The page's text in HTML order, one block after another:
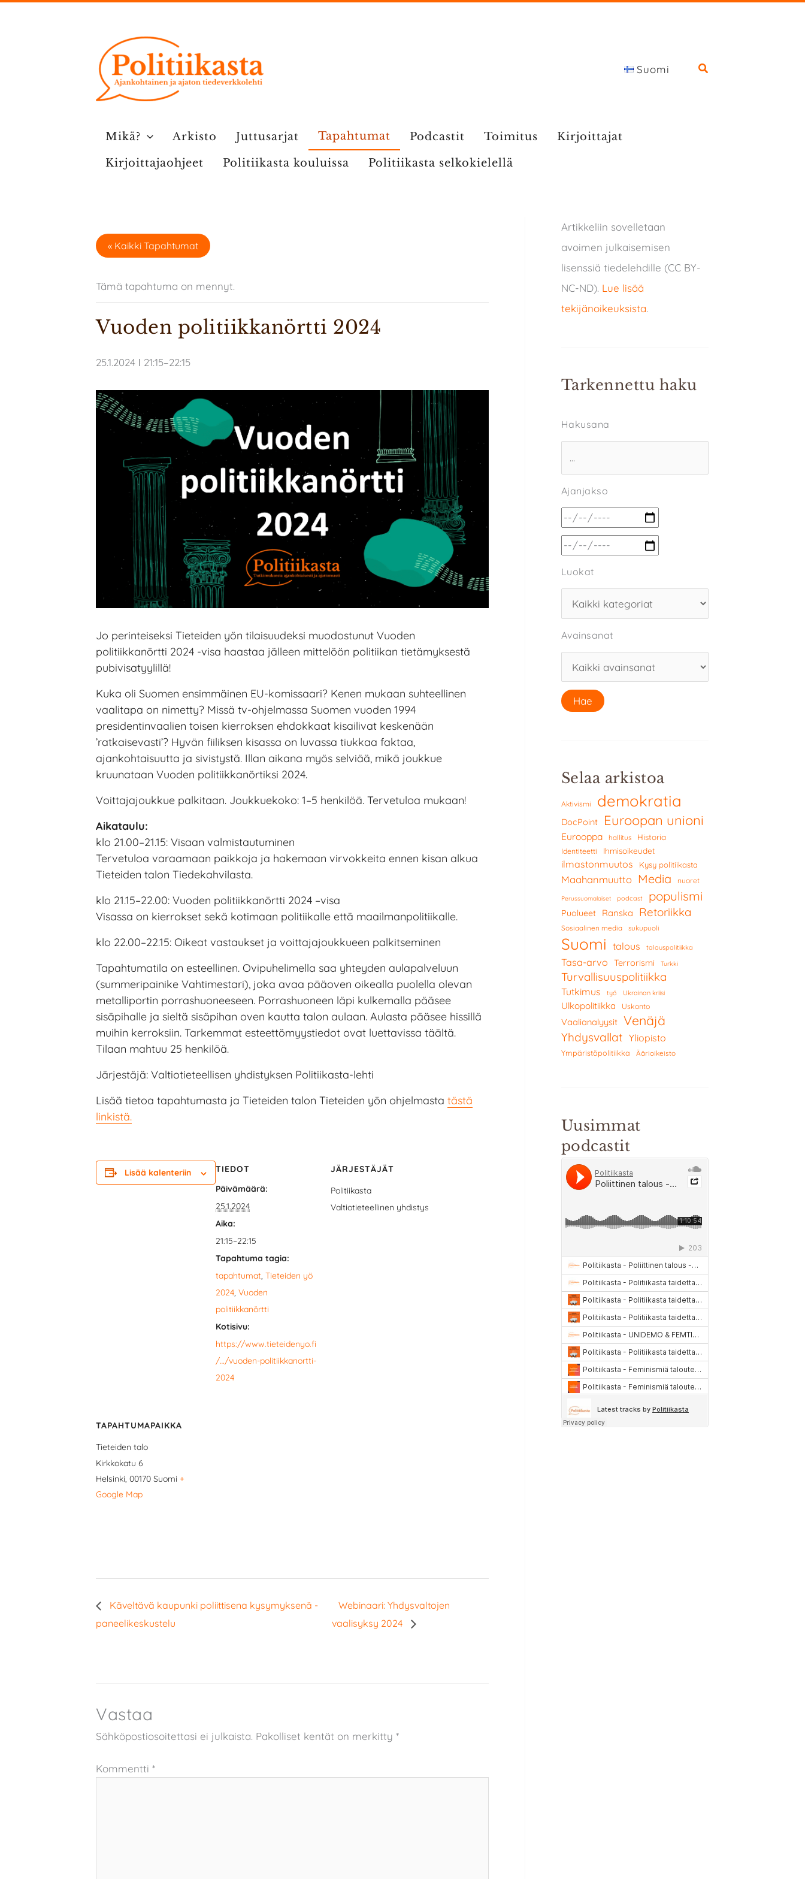
Suomi
Mikä? Arkisto Juttusarjat Tapahtumat Podcastit Toimitus
Kirjoittajat
Kirjoittajaohjeet
Politiikasta kouluissa Politiikasta selkokielellä
« Kaikki Tapahtumat
Tämä tapahtuma on mennyt.
Vuoden politiikkanörtti 2024
25.1.2024 ǀ 21:15–22:15
Jo perinteiseksi Tieteiden yön tilaisuudeksi muodostunut Vuoden
politiikkanörtti 2024 -visa haastaa jälleen mittelöön politiikan tietämyksestä
pubivisatyylillä!
Kuka oli Suomen ensimmäinen EU-komissaari? Kenen mukaan suhteellinen
vaalitapa on nimetty? Missä tv-ohjelmassa Suomen vuoden 1994
presidentinvaalien toisen kierroksen ehdokkaat kisailivat keskenään
’ratkaisevasti’? Hyvän fiiliksen kisassa on luvassa tiukkaa faktaa,
ajankohtaisuutta ja sivistystä. Illan aikana myös selviää, mikä joukkue
kruunataan Vuoden politiikkanörtiksi 2024.
Voittajajoukkue palkitaan. Joukkuekoko: 1–5 henkilöä. Tervetuloa mukaan!
Aikataulu:
klo 21.00–21.15: Visaan valmistautuminen
Tervetuloa varaamaan paikkoja ja hakemaan virvokkeita ennen kisan alkua
Tieteiden talon Tiedekahvilasta.
klo 21.15–22.00: Vuoden politiikkanörtti 2024 –visa
Visassa on kierrokset sekä kotimaan politiikalle että maailmanpolitiikalle.
klo 22.00–22.15: Oikeat vastaukset ja voittajajoukkueen palkitseminen
Tapahtumatila on esteellinen. Ovipuhelimella saa yhteyden aulapalveluun
(summeripainike Vahtimestari), joka avaa pääoven oikealla puolella olevan
metalliportin porrashuoneeseen. Porrashuoneen läpi kulkemalla pääsee
sisäpihalle ja sieltä sisäpihan oven kautta talon aulaan. Aulasta pääsee hissillä
muihin kerroksiin. Tarkemmat esteettömyystiedot ovat luettavissa täältä.
Tilaan mahtuu 25 henkilöä.
Järjestäjä: Valtiotieteellisen yhdistyksen Politiikasta-lehti
Lisää tietoa tapahtumasta ja Tieteiden talon Tieteiden yön ohjelmasta tästä
linkistä.
Lisää kalenteriin
TIEDOT
Päivämäärä:
25.1.2024
Aika:
21:15–22:15
Tapahtuma tagia:
tapahtumat, Tieteiden yö
2024, Vuoden
politiikkanörtti
Kotisivu:
https://www.tieteidenyo.fi
/…/vuoden-politiikkanortti-
2024
JÄRJESTÄJÄT
Politiikasta
Valtiotieteellinen yhdistys
TAPAHTUMAPAIKKA
Tieteiden talo
Kirkkokatu 6
Helsinki, 00170 Suomi +
Google Map
Käveltävä kaupunki poliittisena kysymyksenä -
paneelikeskustelu
Webinaari: Yhdysvaltojen
vaalisyksy 2024
Vastaa
Sähköpostiosoitettasi ei julkaista. Pakolliset kentät on merkitty *
Kommentti *
Artikkeliin sovelletaan
avoimen julkaisemisen
lisenssiä tiedelehdille (CC BY-
NC-ND). Lue lisää
tekijänoikeuksista.
Tarkennettu haku
Hakusana
Ajanjakso
Luokat
Avainsanat
Selaa arkistoa
Aktivismi demokratia
DocPoint Euroopan unioni
Eurooppa hallitus Historia
Identiteetti Ihmisoikeudet
ilmastonmuutos Kysy politiikasta
Maahanmuutto Media nuoret
Perussuomalaiset podcast populismi
Puolueet Ranska Retoriikka
Sosiaalinen media sukupuoli
Suomi talous talouspolitiikka
Tasa-arvo Terrorismi Turkki
Turvallisuuspolitiikka
Tutkimus työ Ukrainan kriisi
Ulkopolitiikka Uskonto
Vaalianalyysit Venäjä
Yhdysvallat Yliopisto
Ympäristöpolitiikka Äärioikeisto
Uusimmat
podcastit